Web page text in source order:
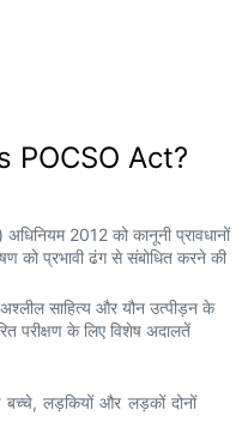
POCSO Act?
2012 को कानूनी प्रावधानों
को प्रभावी ढंग से संबोधित करने की
अश्लील साहित्य और यौन उत्पीड़न के
परीक्षण के लिए विशेष अदालतें
लड़कियों और लड़कों दोनों